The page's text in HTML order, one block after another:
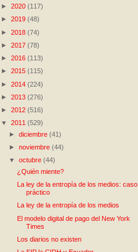
► 2020 (117)
► 2019 (48)
► 2018 (74)
► 2017 (78)
► 2016 (113)
► 2015 (115)
► 2014 (224)
► 2013 (276)
► 2012 (516)
▼ 2011 (529)
►diciembre(41)
►noviembre(44)
▼octubre(44)
¿Quién miente?
La ley de la entropía de los medios: caso
práctico
La ley de la entropía de los medios
El modelo digital de pago del New York
Times
Los diarios no existen